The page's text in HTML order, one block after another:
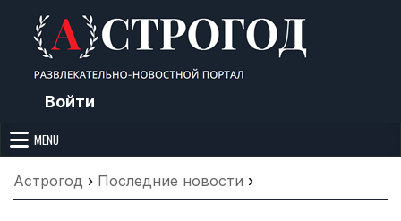
content
Войти
Астрогод: Праздники сегодня,
Лунный календарь, Приметы,
Что нельзя делать, Гороскопы и
Сонник
приметы, точный гороскоп и толкование снов. Читайте, что можно и
MENU
Астрогод › Последние новости ›